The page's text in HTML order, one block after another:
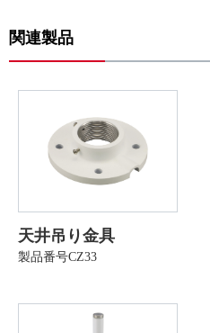
関連製品
天井吊り金具
製品番号CZ33